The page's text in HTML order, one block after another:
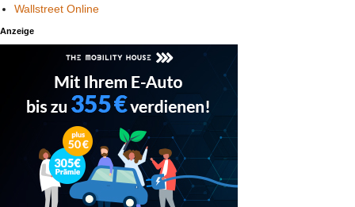
Wallstreet Online
Anzeige